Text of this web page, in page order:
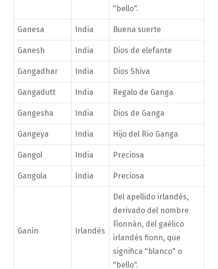
"bello".
Ganesa India Buena suerte
Ganesh India Dios de elefante
Gangadhar India Dios Shiva
Gangadutt India Regalo de Ganga
Gangesha India Dios de Ganga
Gangeya India Hijo del Río Ganga
Gangol India Preciosa
Gangola India Preciosa
Ganin Irlandés
Del apellido irlandés,
derivado del nombre
Fionnán, del gaélico
irlandés fionn, que
significa "blanco" o
"bello".